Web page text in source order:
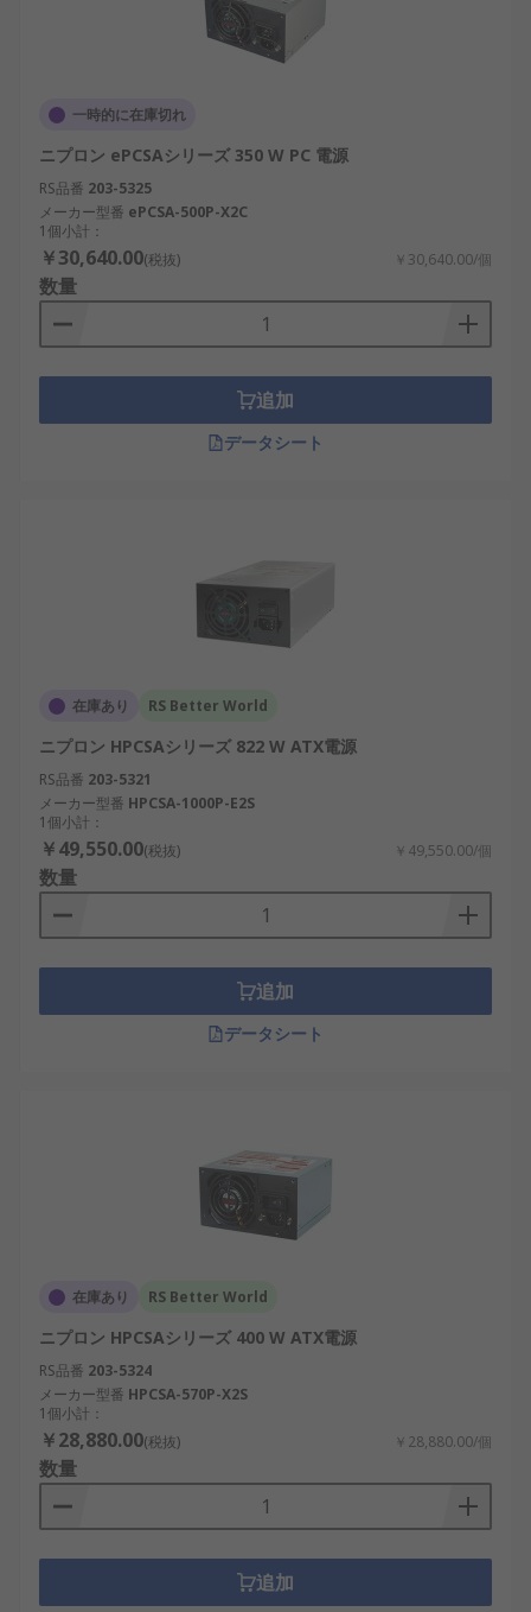
PC電源を選定する際には、以下の要素を考慮する必
し、ATX電源（標準ケース用）またはSFX電源
（コンパクトビルド用）を選択。
フォームファクタ
が、組み込み用途ではカスタムサイズのユニ
ットが必要な場合があります。
出力電流と電圧
：システムの要件に応じた電
1000WはAIおよび産業用ワークステーション
：80 PLUS Bronze、Silver、Gold、
レージデバイス、マザーボードに必要なコネ
クタを備えているか確認。
冗長性と信頼性：産業用途やAIシステムで
ムを防ぐために重要です。
PC電源の用途
PC電源は、さまざまな業界や用途で使用されていま
す。
コンシューマーおよびゲーミングPC：ATX電
源は、高性能ゲーミングシステムやワークス
産業オートメーション：日本の製造業におけ
るAI駆動のロボットシステムや制御ユニット
：冗長電源により、クラウド
コンピューティングやAI処理の連続稼働を保
：スマートシティや物流自動化で
電源供給。
PC電源メーカー
信頼性の高いPC電源を製造するメーカーには、以下
のようなブランドがあります。
Nipron：産業用および組み込みコンピューテ
ィング向けの高信頼性電源を製造する日本メ
ーカー。
Seasonic：高効率なATXおよびSFX電源を提供
一時的に在庫切れ
ニプロン ePCSAシリーズ 350 W PC 電源
RS品番 203-5325
メーカー型番 ePCSA-500P-X2C
1個小計：
￥30,640.00(税抜) ￥30,640.00/個
数量
追加
データシート
在庫あり RS Better World
ニプロン HPCSAシリーズ 822 W ATX電源
RS品番 203-5321
メーカー型番 HPCSA-1000P-E2S
1個小計：
￥49,550.00(税抜) ￥49,550.00/個
数量
追加
データシート
在庫あり RS Better World
ニプロン HPCSAシリーズ 400 W ATX電源
RS品番 203-5324
メーカー型番 HPCSA-570P-X2S
1個小計：
￥28,880.00(税抜) ￥28,880.00/個
数量
追加